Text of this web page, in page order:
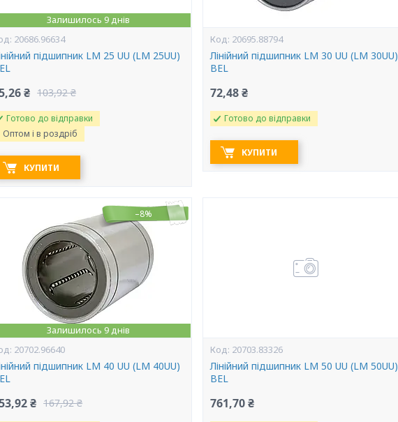
Залишилось 9 днів
20686.96634
підшипник LM 25 UU (LM 25UU)
₴ 103,92 ₴
Готово до відправки
Оптом і в роздріб
КУПИТИ
20695.88794
Лінійний підшипник LM 30 UU (LM 30UU)
BEL
72,48 ₴
Готово до відправки
КУПИТИ
–8%
Залишилось 9 днів
20702.96640
підшипник LM 40 UU (LM 40UU)
₴ 167,92 ₴
20703.83326
Лінійний підшипник LM 50 UU (LM 50UU)
BEL
761,70 ₴